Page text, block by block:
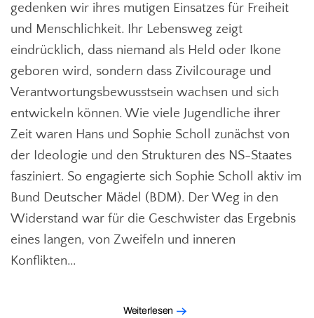
gedenken wir ihres mutigen Einsatzes für Freiheit
und Menschlichkeit. Ihr Lebensweg zeigt
eindrücklich, dass niemand als Held oder Ikone
geboren wird, sondern dass Zivilcourage und
Verantwortungsbewusstsein wachsen und sich
entwickeln können. Wie viele Jugendliche ihrer
Zeit waren Hans und Sophie Scholl zunächst von
der Ideologie und den Strukturen des NS-Staates
fasziniert. So engagierte sich Sophie Scholl aktiv im
Bund Deutscher Mädel (BDM). Der Weg in den
Widerstand war für die Geschwister das Ergebnis
eines langen, von Zweifeln und inneren
Konflikten...
Weiterlesen